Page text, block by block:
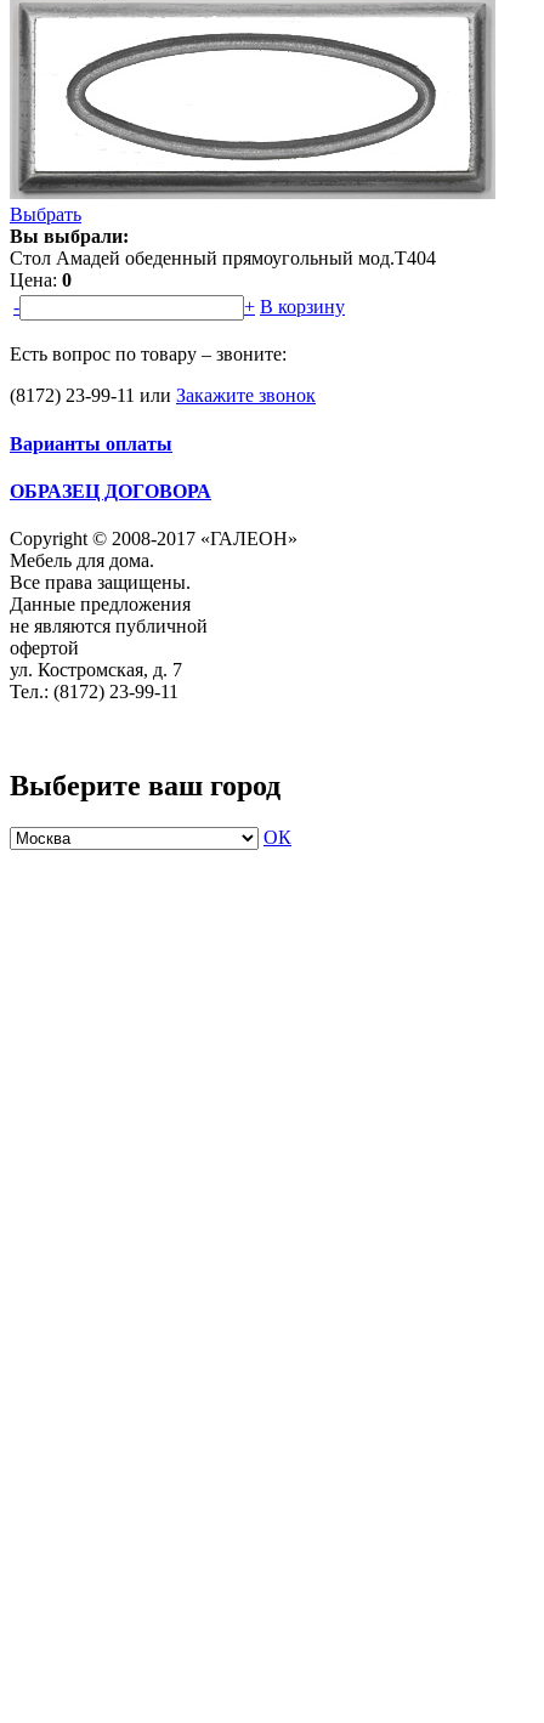
Выбрать
Вы выбрали:
Стол Амадей обеденный прямоугольный мод.T404
Цена: 0
-
+ В корзину
Есть вопрос по товару – звоните:
(8172) 23-99-11 или Закажите звонок
Варианты оплаты
ОБРАЗЕЦ ДОГОВОРА
Copyright © 2008-2017 «ГАЛЕОН»
Мебель для дома.
Все права защищены.
Данные предложения
не являются публичной
офертой
ул. Костромская, д. 7
Тел.: (8172) 23-99-11
Выберите ваш город
ОК